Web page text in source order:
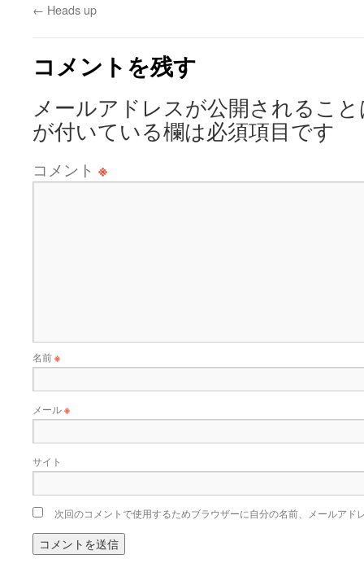
← Heads up
コメントを残す
メールアドレスが公開されるこ
が付いている欄は必須項目です
コメント ※
名前※
メール※
サイト
次回のコメントで使用するためブラウザーに自分の名前、メールアド